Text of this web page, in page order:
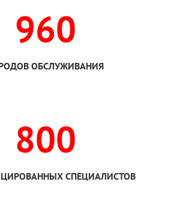
960
ОБСЛУЖИВАНИЯ
800
СПЕЦИАЛИСТОВ